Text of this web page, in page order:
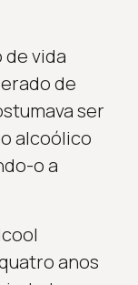
de vida
de
ser
alcoólico
o a
anos